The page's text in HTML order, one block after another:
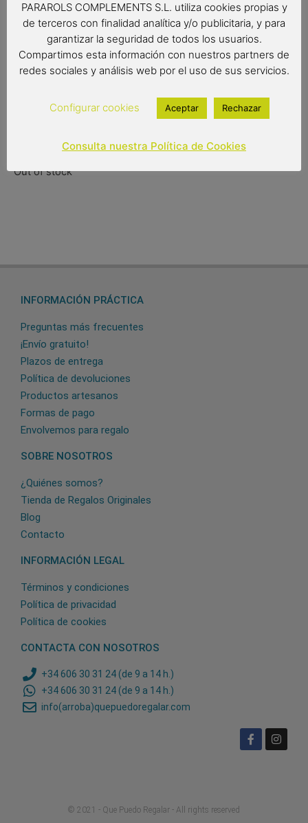
Complemento de moda
Paraguas antiviento
Color del producto: rosa
Paraguas de 8 varillas de 61 cm
Medidas: 86 cm de largo
Tipo de apertura: automática
26,90€ (IVA incluido)
Out of stock
INFORMACIÓN PRÁCTICA
Preguntas más frecuentes
¡Envío gratuito!
Plazos de entrega
Política de devoluciones
Productos artesanos
Formas de pago
Envolvemos para regalo
SOBRE NOSOTROS
¿Quiénes somos?
Tienda de Regalos Originales
Blog
Contacto
INFORMACIÓN LEGAL
Términos y condiciones
Política de privacidad
Política de cookies
CONTACTA CON NOSOTROS
+34 606 30 31 24 (de 9 a 14 h.)
+34 606 30 31 24 (de 9 a 14 h.)
info(arroba)quepuedoregalar.com
© 2021 - Que Puedo Regalar - All rights reserved
PARAROLS COMPLEMENTS S.L. utiliza cookies propias y
de terceros con finalidad analítica y/o publicitaria, y para
garantizar la seguridad de todos los usuarios.
Compartimos esta información con nuestros partners de
redes sociales y análisis web por el uso de sus servicios.
Configurar cookies Aceptar Rechazar
Consulta nuestra Política de Cookies